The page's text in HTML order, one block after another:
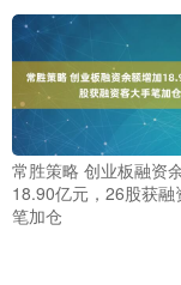
常胜策略 创业板融资
18.90亿元，26股获融
笔加仓